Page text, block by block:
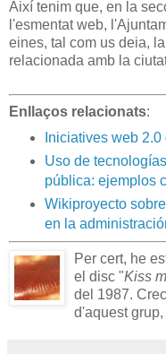
Així tenim que, en la
l'esmentat web,
eines, tal com us deia,
relacionada amb la
Enllaços relacionats:
Iniciatives web
Uso de
pública: ejemplos
Wikiproyecto
en la
Per cert, he
el disc "Kiss
del 1987.
d'aquest